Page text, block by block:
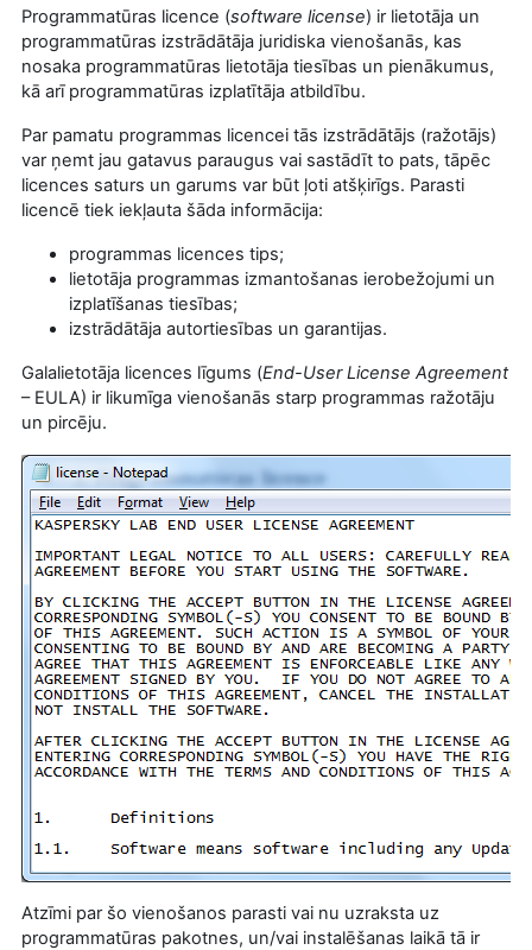
Programmatūras licence (software license) ir lietotāja un
programmatūras izstrādātāja juridiska vienošanās, kas
nosaka programmatūras lietotāja tiesības un pienākumus,
kā arī programmatūras izplatītāja atbildību.
Par pamatu programmas licencei tās izstrādātājs (ražotājs)
var ņemt jau gatavus paraugus vai sastādīt to pats, tāpēc
licences saturs un garums var būt ļoti atšķirīgs. Parasti
licencē tiek iekļauta šāda informācija:
programmas licences tips;
lietotāja programmas izmantošanas ierobežojumi un
izplatīšanas tiesības;
izstrādātāja autortiesības un garantijas.
Galalietotāja licences līgums (End-User License Agreement
– EULA) ir likumīga vienošanās starp programmas ražotāju
un pircēju.
Atzīmi par šo vienošanos parasti vai nu uzraksta uz
programmatūras pakotnes, un/vai instalēšanas laikā tā ir